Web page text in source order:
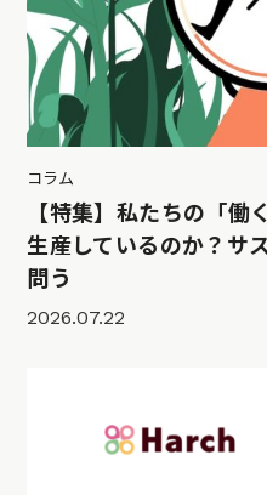
コラム
【特集】私たちの「働
生産しているのか？サ
問う
2026.07.22